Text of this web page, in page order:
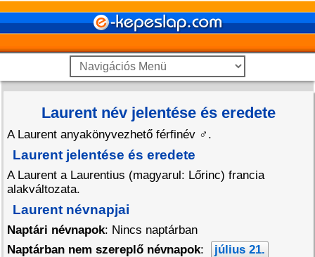
Laurent név jelentése és eredete
A Laurent anyakönyvezhető férfinév ♂ .
Laurent jelentése és eredete
A Laurent a Laurentius (magyarul: Lőrinc) francia
alakváltozata.
Laurent névnapjai
Naptári névnapok: Nincs naptárban
Naptárban nem szereplő névnapok:
július 21.